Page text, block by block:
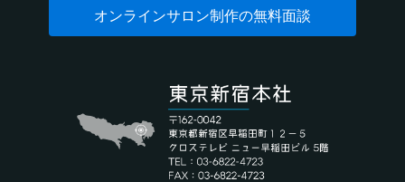
オンラインサロン制作の無料面談